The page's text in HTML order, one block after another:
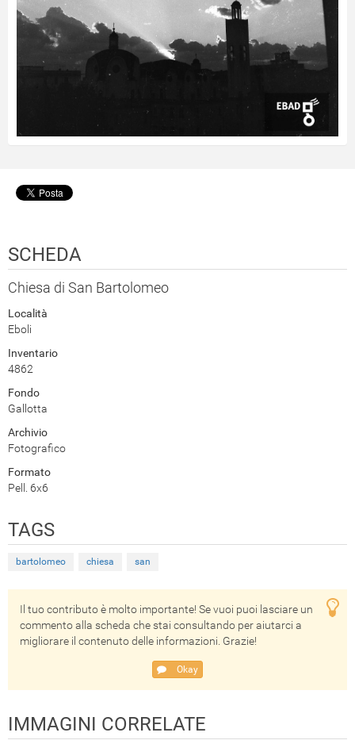
SCHEDA
Chiesa di San Bartolomeo
Località
Eboli
Inventario
4862
Fondo
Gallotta
Archivio
Fotografico
Formato
Pell. 6x6
TAGS
bartolomeo chiesa san
Il tuo contributo è molto importante! Se vuoi puoi lasciare un
commento alla scheda che stai consultando per aiutarci a
migliorare il contenuto delle informazioni. Grazie!
Okay
IMMAGINI CORRELATE